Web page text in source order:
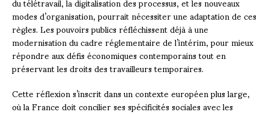
modes d’organisation, pourrait nécessiter une adaptation de ces
règles. Les pouvoirs publics réfléchissent déjà à une
modernisation du cadre réglementaire de l’intérim, pour mieux
répondre aux défis économiques contemporains tout en
préservant les droits des travailleurs temporaires.
Cette réflexion s’inscrit dans un contexte européen plus large,
où la France doit concilier ses spécificités sociales avec les